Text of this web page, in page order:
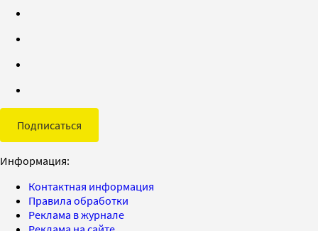
Подписаться
Информация:
Контактная информация
Правила обработки
Реклама в журнале